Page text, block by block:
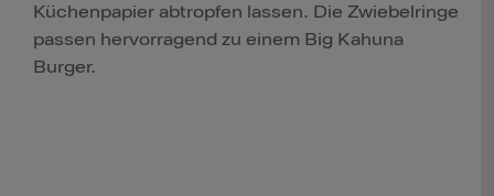
Küchenpapier abtropfen lassen. Die Zwiebelringe
passen hervorragend zu einem Big Kahuna
Burger.